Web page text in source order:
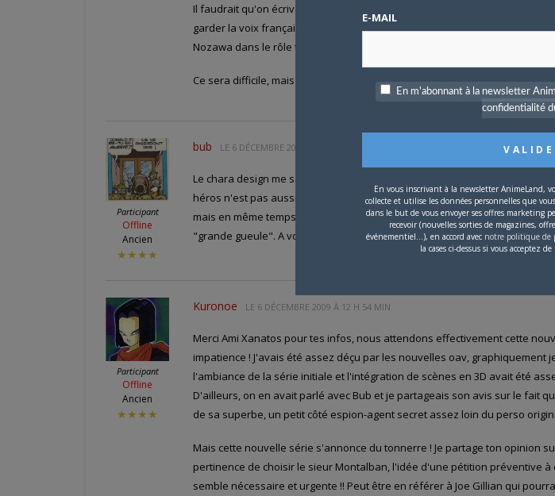
Il faudrait qu'on écrive en masse à l'éditeur pour lui faire prendre
garder la voix française d'origine de Cobra: les japonais ont eu l'intelligence
Nozawa dans le rôle titre, Kaze doit faire de même!
Ce sera difficile, mais il vaut mieux agir maintenant au lieu de rester les
Participant
Offline
Ancien
★★★★
bub LE 6 DÉCEMBRE 2009 À 12 H 28 MIN
Le chara design me semble relativement réussi, quoique légèrement trop
héros n'est pas aussi gros et épaté que dans la BD il me semble. ça fait
mais en même temps ce petit côté "belle gueule" gâche à mon avis son
"grande gueule". A voir, en espérant que notre héros ne soit pas trop
Participant
Offline
Ancien
★★★★
Kuronoe LE 6 DÉCEMBRE 2009 À 12 H 54 MIN
Merci Ami Xanatos pour tes infos, nous attendons effectivement cette
impatience ! J'avais été assez déçu par les nouvelles oav, graphiquement
l'ambiance de la série initiale et l'intégration de scènes en 3D avait été
D'ailleurs, on en avait parlé avec Bub et je partageais son avis sur le fait
de sa superbe, un petit côté espion-agent secret assez loin du perso
Mais cette nouvelle série s'annonce du tonnerre ! Je partage ton opinion
pertinence de choisir le sieur Montalban, l'idée d'une pétition préventive à
semble nécessaire et urgente !! Peut être en référer à Joe Gillian qui
E-MAIL
En m'abonnant à la newsletter
confidentialité
En vous inscrivant à la newsletter AnimeLand,
collecte et utilise les données personnelles que
dans le but de vous envoyer ses offres marketing
recevoir (nouvelles sorties de magazines,
événementiel...), en accord avec notre politique de
la cases ci-dessus si vous acceptez